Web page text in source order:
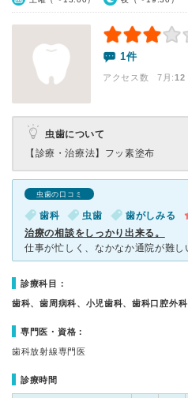
1件
アクセス数 7月:12
虫歯について
【診療・治療法】 フッ素塗布
虫歯の口コミ
歯科 虫歯 歯がしみる
治療の相談をしっかり出来る。
診療科目：
歯科、歯周病科、小児歯科、歯科口腔外科
専門医・資格：
歯科放射線専門医
診療時間